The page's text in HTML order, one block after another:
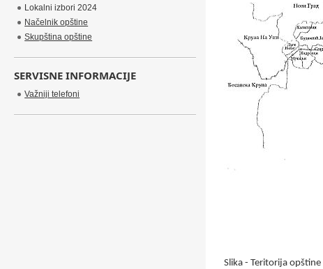
Slika - Teritorija opštine
Lokalni izbori 2024
Načelnik opštine
Skupština opštine
SERVISNE INFORMACIJE
Važniji telefoni